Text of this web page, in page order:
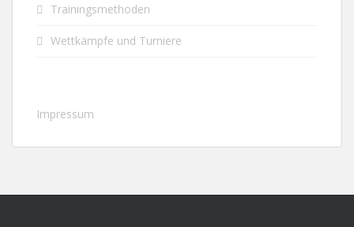
Trainingsmethoden
Wettkämpfe und Turniere
Impressum